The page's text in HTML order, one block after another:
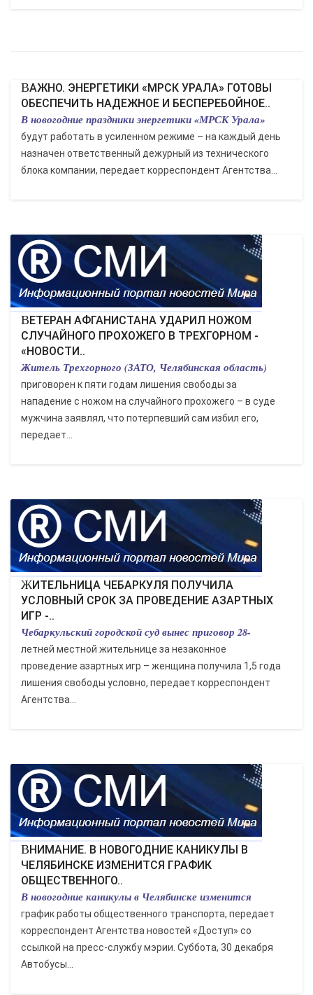
ВАЖНО. ЭНЕРГЕТИКИ «МРСК УРАЛА» ГОТОВЫ
ОБЕСПЕЧИТЬ НАДЕЖНОЕ И БЕСПЕРЕБОЙНОЕ..
В новогодние праздники энергетики «МРСК Урала»
будут работать в усиленном режиме – на каждый день
назначен ответственный дежурный из технического
блока компании, передает корреспондент Агентства...
ВЕТЕРАН АФГАНИСТАНА УДАРИЛ НОЖОМ
СЛУЧАЙНОГО ПРОХОЖЕГО В ТРЕХГОРНОМ -
«НОВОСТИ..
Житель Трехгорного (ЗАТО, Челябинская область)
приговорен к пяти годам лишения свободы за
нападение с ножом на случайного прохожего – в суде
мужчина заявлял, что потерпевший сам избил его,
передает...
ЖИТЕЛЬНИЦА ЧЕБАРКУЛЯ ПОЛУЧИЛА
УСЛОВНЫЙ СРОК ЗА ПРОВЕДЕНИЕ АЗАРТНЫХ
ИГР -..
Чебаркульский городской суд вынес приговор 28-
летней местной жительнице за незаконное
проведение азартных игр – женщина получила 1,5 года
лишения свободы условно, передает корреспондент
Агентства...
ВНИМАНИЕ. В НОВОГОДНИЕ КАНИКУЛЫ В
ЧЕЛЯБИНСКЕ ИЗМЕНИТСЯ ГРАФИК
ОБЩЕСТВЕННОГО..
В новогодние каникулы в Челябинске изменится
график работы общественного транспорта, передает
корреспондент Агентства новостей «Доступ» со
ссылкой на пресс-службу мэрии. Суббота, 30 декабря
Автобусы...